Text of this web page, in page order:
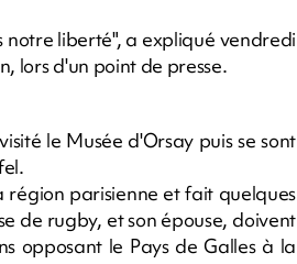
notre liberté", a expliqué vendredi
lors d'un point de presse.
le Musée d'Orsay puis se sont
région parisienne et fait quelques
de rugby, et son épouse, doivent
opposant le Pays de Galles à la